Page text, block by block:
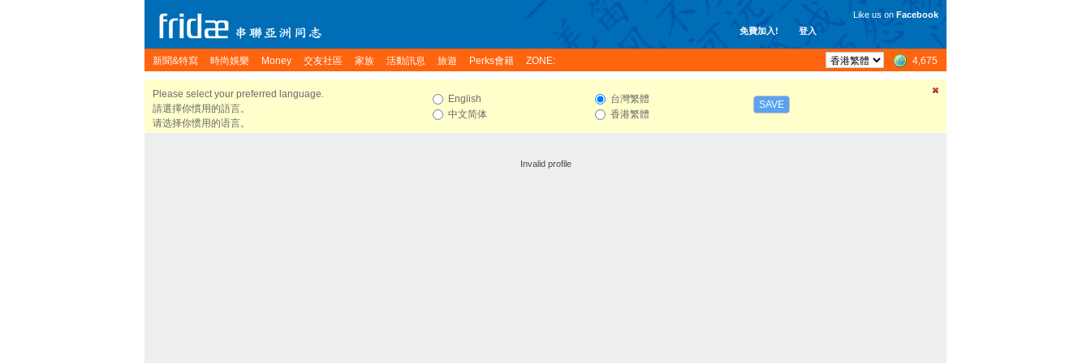
免費加入! 登入
Like us on Facebook
新聞&特寫 時尚娛樂 Money 交友社區 家族 活動訊息 旅遊 Perks會籍 ZONE: 4,675
Please select your preferred language.
請選擇你慣用的語言。
请选择你惯用的语言。
English
中文简体
台灣繁體
香港繁體
SAVE
Invalid profile